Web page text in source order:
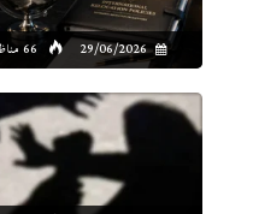
29/06/2026 66 مناظر